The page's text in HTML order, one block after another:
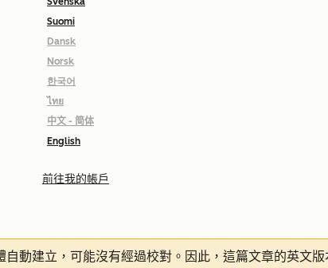
Suomi
Dansk
Norsk
한국어
ไทย
中文 - 简体
English
前往我的帳戶
動建立，可能沒有經過校對。因此，這篇文章的英文